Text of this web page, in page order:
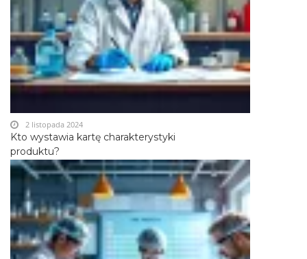
Kto wystawia kartę charakterystyki
produktu?
2 listopada 2024